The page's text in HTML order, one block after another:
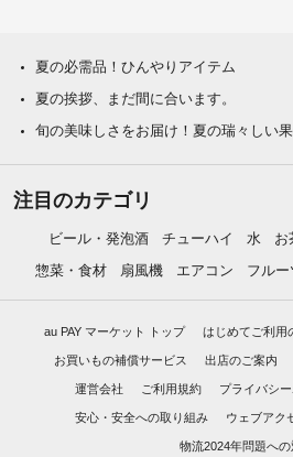
夏の必需品！ひんやりアイテム
夏の挨拶、まだ間に合います。
旬の美味しさをお届け！夏の瑞々しい
注目のカテゴリ
ビール・発泡酒 チューハイ 水 お
惣菜・食材
扇風機 エアコン フルー
au PAY マーケット トップ はじめてご利用
お買いもの補償サービス 出店のご案内
運営会社 ご利用規約 プライバシ
安心・安全への取り組み ウェブアク
物流2024年問題への